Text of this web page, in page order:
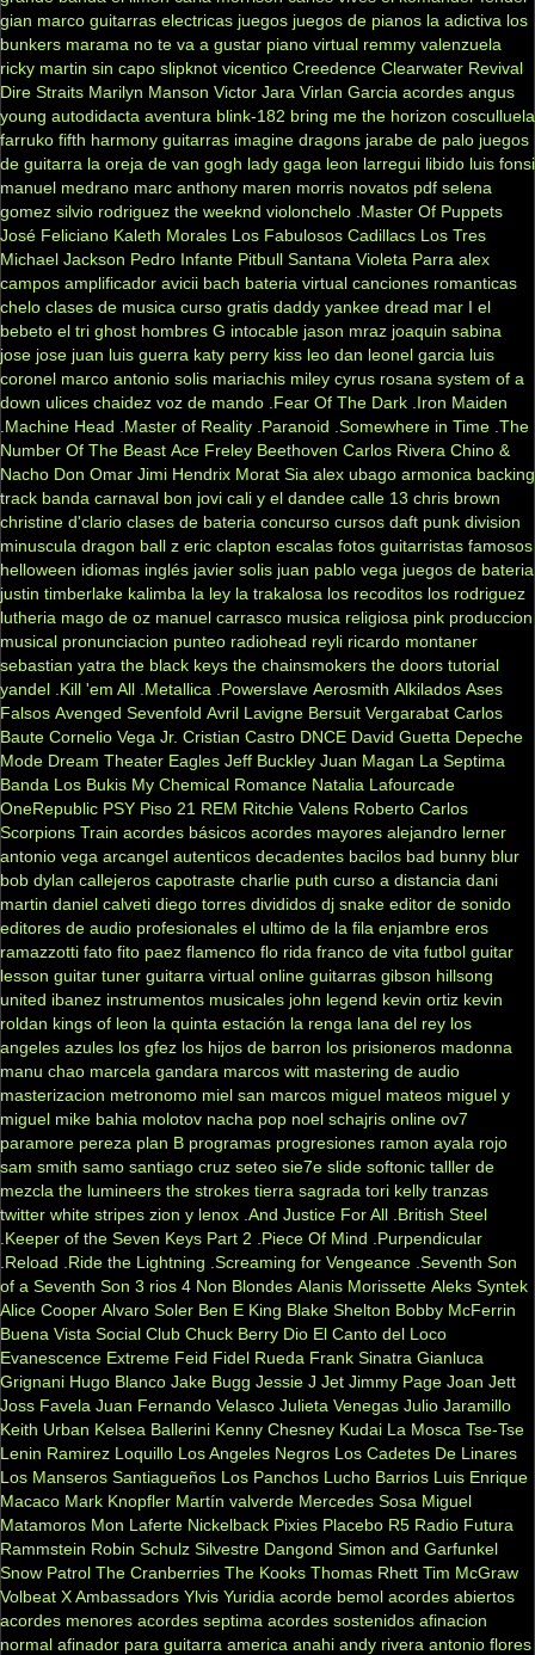
gian marco guitarras electricas juegos juegos de pianos la adictiva los
bunkers marama no te va a gustar piano virtual remmy valenzuela
ricky martin sin capo slipknot vicentico Creedence Clearwater Revival
Dire Straits Marilyn Manson Victor Jara Virlan Garcia acordes angus
young autodidacta aventura blink-182 bring me the horizon cosculluela
farruko fifth harmony guitarras imagine dragons jarabe de palo juegos
de guitarra la oreja de van gogh lady gaga leon larregui libido luis fonsi
manuel medrano marc anthony maren morris novatos pdf selena
gomez silvio rodriguez the weeknd violonchelo .Master Of Puppets
José Feliciano Kaleth Morales Los Fabulosos Cadillacs Los Tres
Michael Jackson Pedro Infante Pitbull Santana Violeta Parra alex
campos amplificador avicii bach bateria virtual canciones romanticas
chelo clases de musica curso gratis daddy yankee dread mar I el
bebeto el tri ghost hombres G intocable jason mraz joaquin sabina
jose jose juan luis guerra katy perry kiss leo dan leonel garcia luis
coronel marco antonio solis mariachis miley cyrus rosana system of a
down ulices chaidez voz de mando .Fear Of The Dark .Iron Maiden
.Machine Head
.Master of Reality .Paranoid .Somewhere in Time .The
Number Of The Beast Ace Freley Beethoven Carlos Rivera Chino &
Nacho Don Omar Jimi Hendrix Morat Sia alex ubago armonica backing
track banda carnaval bon jovi cali y el dandee calle 13 chris brown
christine d'clario clases de bateria concurso cursos daft punk division
minuscula dragon ball z eric clapton escalas fotos guitarristas famosos
helloween idiomas inglés javier solis juan pablo vega juegos de bateria
justin timberlake kalimba la ley la trakalosa los recoditos los rodriguez
lutheria mago de oz manuel carrasco musica religiosa pink produccion
musical pronunciacion punteo radiohead reyli ricardo montaner
sebastian yatra the black keys the chainsmokers the doors tutorial
yandel .Kill 'em All .Metallica .Powerslave Aerosmith Alkilados Ases
Falsos Avenged Sevenfold Avril Lavigne Bersuit Vergarabat Carlos
Baute Cornelio Vega Jr. Cristian Castro DNCE David Guetta Depeche
Mode Dream Theater Eagles Jeff Buckley Juan Magan La Septima
Banda Los Bukis My Chemical Romance Natalia Lafourcade
OneRepublic PSY Piso 21 REM Ritchie Valens Roberto Carlos
Scorpions Train acordes básicos acordes mayores alejandro lerner
antonio vega arcangel autenticos decadentes bacilos bad bunny blur
bob dylan callejeros capotraste charlie puth curso a distancia dani
martin daniel calveti diego torres divididos dj snake editor de sonido
editores de audio profesionales el ultimo de la fila enjambre eros
ramazzotti fato fito paez flamenco flo rida franco de vita futbol guitar
lesson guitar tuner guitarra virtual online guitarras gibson hillsong
united ibanez instrumentos musicales john legend kevin ortiz kevin
roldan kings of leon la quinta estación la renga lana del rey los
angeles azules los gfez los hijos de barron los prisioneros madonna
manu chao marcela gandara marcos witt mastering de audio
masterizacion metronomo miel san marcos miguel mateos miguel y
miguel mike bahia molotov nacha pop noel schajris online ov7
paramore pereza plan B programas progresiones ramon ayala rojo
sam smith samo santiago cruz seteo sie7e slide softonic talller de
mezcla the lumineers the strokes tierra sagrada tori kelly tranzas
twitter white stripes zion y lenox .And Justice For All .British Steel
.Keeper of the Seven Keys Part 2
.Piece Of Mind
.Purpendicular
.Reload
.Ride the Lightning .Screaming for Vengeance .Seventh Son
of a Seventh Son 3 rios 4 Non Blondes Alanis Morissette Aleks Syntek
Alice Cooper Alvaro Soler Ben E King Blake Shelton Bobby McFerrin
Buena Vista Social Club Chuck Berry Dio El Canto del Loco
Evanescence Extreme Feid Fidel Rueda Frank Sinatra Gianluca
Grignani Hugo Blanco Jake Bugg Jessie J Jet Jimmy Page Joan Jett
Joss Favela Juan Fernando Velasco Julieta Venegas Julio Jaramillo
Keith Urban Kelsea Ballerini Kenny Chesney Kudai La Mosca Tse-Tse
Lenin Ramirez Loquillo Los Angeles Negros Los Cadetes De Linares
Los Manseros Santiagueños Los Panchos Lucho Barrios Luis Enrique
Macaco Mark Knopfler Martín valverde Mercedes Sosa Miguel
Matamoros Mon Laferte Nickelback Pixies Placebo R5 Radio Futura
Rammstein Robin Schulz Silvestre Dangond Simon and Garfunkel
Snow Patrol The Cranberries The Kooks Thomas Rhett Tim McGraw
Volbeat X Ambassadors Ylvis Yuridia acorde bemol acordes abiertos
acordes menores acordes septima acordes sostenidos afinacion
normal afinador para guitarra america anahi andy rivera antonio flores